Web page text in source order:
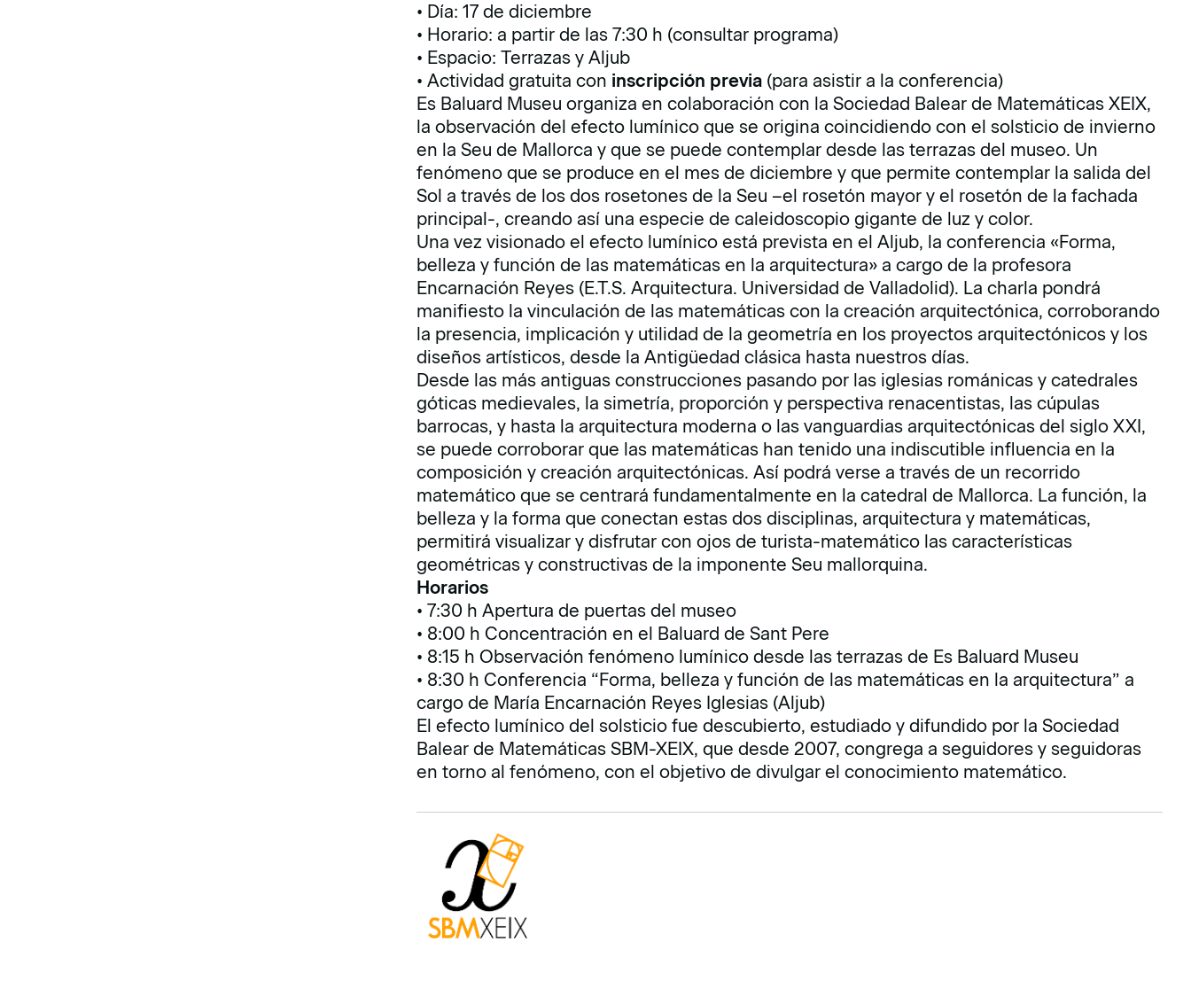
• Día: 17 de diciembre
• Horario: a partir de las 7:30 h (consultar programa)
• Espacio: Terrazas y Aljub
• Actividad gratuita con inscripción previa (para asistir a la conferencia)
Es Baluard Museu organiza en colaboración con la Sociedad Balear de Matemáticas XEIX,
la observación del efecto lumínico que se origina coincidiendo con el solsticio de invierno
en la Seu de Mallorca y que se puede contemplar desde las terrazas del museo. Un
fenómeno que se produce en el mes de diciembre y que permite contemplar la salida del
Sol a través de los dos rosetones de la Seu –el rosetón mayor y el rosetón de la fachada
principal-, creando así una especie de caleidoscopio gigante de luz y color.
Una vez visionado el efecto lumínico está prevista en el Aljub, la conferencia «Forma,
belleza y función de las matemáticas en la arquitectura» a cargo de la profesora
Encarnación Reyes (E.T.S. Arquitectura. Universidad de Valladolid). La charla pondrá
manifiesto la vinculación de las matemáticas con la creación arquitectónica, corroborando
la presencia, implicación y utilidad de la geometría en los proyectos arquitectónicos y los
diseños artísticos, desde la Antigüedad clásica hasta nuestros días.
Desde las más antiguas construcciones pasando por las iglesias románicas y catedrales
góticas medievales, la simetría, proporción y perspectiva renacentistas, las cúpulas
barrocas, y hasta la arquitectura moderna o las vanguardias arquitectónicas del siglo XXI,
se puede corroborar que las matemáticas han tenido una indiscutible influencia en la
composición y creación arquitectónicas. Así podrá verse a través de un recorrido
matemático que se centrará fundamentalmente en la catedral de Mallorca. La función, la
belleza y la forma que conectan estas dos disciplinas, arquitectura y matemáticas,
permitirá visualizar y disfrutar con ojos de turista-matemático las características
geométricas y constructivas de la imponente Seu mallorquina.
Horarios
• 7:30 h Apertura de puertas del museo
• 8:00 h Concentración en el Baluard de Sant Pere
• 8:15 h Observación fenómeno lumínico desde las terrazas de Es Baluard Museu
• 8:30 h Conferencia “Forma, belleza y función de las matemáticas en la arquitectura” a
cargo de María Encarnación Reyes Iglesias (Aljub)
El efecto lumínico del solsticio fue descubierto, estudiado y difundido por la Sociedad
Balear de Matemáticas SBM-XEIX, que desde 2007, congrega a seguidores y seguidoras
en torno al fenómeno, con el objetivo de divulgar el conocimiento matemático.